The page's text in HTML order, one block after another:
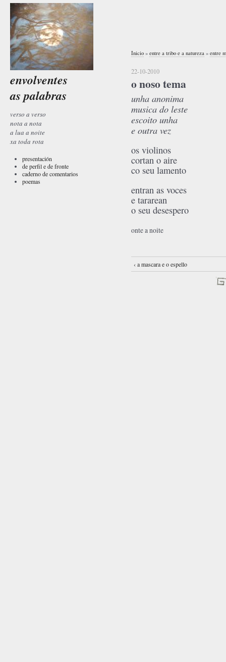
envolventes
as palabras
verso a verso
nota a nota
a lua a noite
xa toda rota
presentación
de perfil e de fronte
caderno de comentarios
poemas
Inicio » entre a tribo e a natureza » entre
22-10-2010
o noso tema
unha anonima
musica do leste
escoito unha
e outra vez
os violinos
cortan o aire
co seu lamento
entran as voces
e tararean
o seu desespero
onte a noite
‹ a mascara e o espello